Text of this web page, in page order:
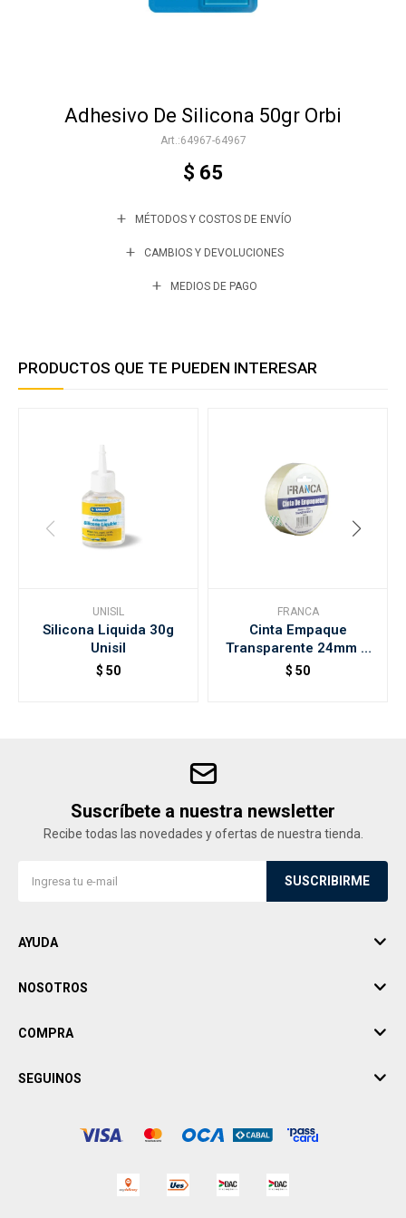
Adhesivo De Silicona 50gr Orbi
64967-64967
$ 65
MÉTODOS Y COSTOS DE ENVÍO
CAMBIOS Y DEVOLUCIONES
MEDIOS DE PAGO
PRODUCTOS QUE TE PUEDEN INTERESAR
UNISIL
Silicona Liquida 30g
Unisil
$ 50
FRANCA
Cinta Empaque
Transparente 24mm X
50mt Franca
$ 50
Suscríbete a nuestra newsletter
Recibe todas las novedades y ofertas de nuestra tienda.
SUSCRIBIRME
AYUDA
NOSOTROS
COMPRA
SEGUINOS
Varios